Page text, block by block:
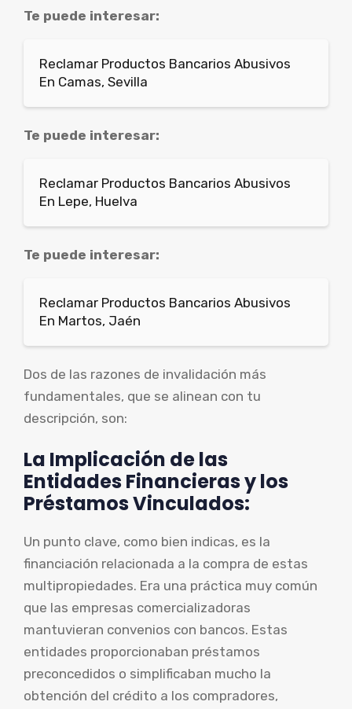
Te puede interesar:
Reclamar Productos Bancarios Abusivos
En Camas, Sevilla
Te puede interesar:
Reclamar Productos Bancarios Abusivos
En Lepe, Huelva
Te puede interesar:
Reclamar Productos Bancarios Abusivos
En Martos, Jaén
Dos de las razones de invalidación más
fundamentales, que se alinean con tu
descripción, son:
La Implicación de las
Entidades Financieras y los
Préstamos Vinculados:
Un punto clave, como bien indicas, es la
financiación relacionada a la compra de estas
multipropiedades. Era una práctica muy común
que las empresas comercializadoras
mantuvieran convenios con bancos. Estas
entidades proporcionaban préstamos
preconcedidos o simplificaban mucho la
obtención del crédito a los compradores,